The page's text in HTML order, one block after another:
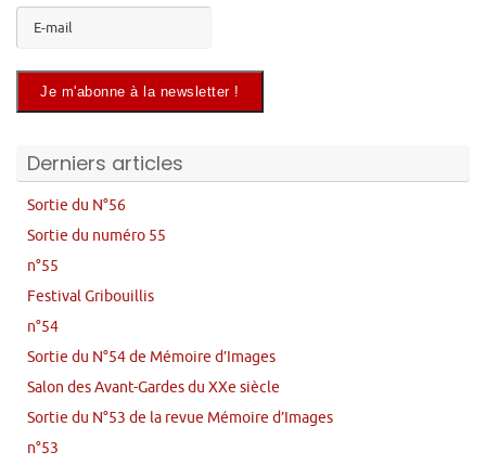
Derniers articles
Sortie du N°56
Sortie du numéro 55
n°55
Festival Gribouillis
n°54
Sortie du N°54 de Mémoire d’Images
Salon des Avant-Gardes du XXe siècle
Sortie du N°53 de la revue Mémoire d’Images
n°53